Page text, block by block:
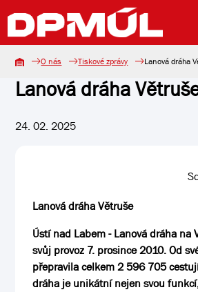
O nás Tiskové zprávy Lanová dráha
Lanová dráha
24. 02. 2025
Lanová dráha Větruše
Ústí nad Labem - Lanová dráha na
svůj provoz 7. prosince 2010. Od
přepravila celkem 2 596 705
dráha je unikátní nejen svou